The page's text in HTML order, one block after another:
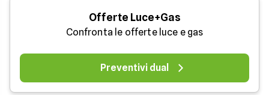
Offerte Luce+Gas
Confronta le offerte luce e gas
Preventivi dual